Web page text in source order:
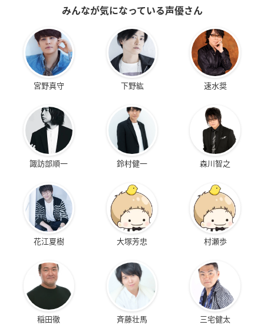
みんなが気になっている声優さん
宮野真守 下野紘 速水奨
諏訪部順一 鈴村健一 森川智之
花江夏樹 大塚芳忠 村瀬歩
稲田徹 斉藤壮馬 三宅健太